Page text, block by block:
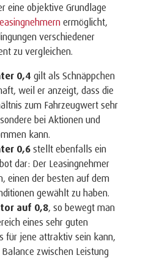
eine objektive Grundlage
ermöglicht,
verschiedener
zu vergleichen.
0,4 gilt als Schnäppchen
weil er anzeigt, dass die
zum Fahrzeugwert sehr
bei Aktionen und
kann.
0,6 stellt ebenfalls ein
dar: Der Leasingnehmer
einen der besten auf dem
gewählt zu haben.
auf 0,8, so bewegt man
eines sehr guten
für jene attraktiv sein kann,
zwischen Leistung